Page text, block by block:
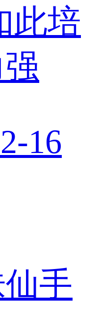
此培
16
手